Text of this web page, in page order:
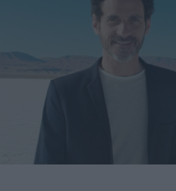
DIEZ EMPRESAS ESPAÑOLAS NO INTEGRAN LA INFANCIA
SIGUE LIDERANDO EL CONSUMO DE MEDIOS EN VERANO
IA GENERATIVA ALCANZA YA AL 62% DE LOS ESPAÑOLES
A KIMBERLY BASTONI COMO NUEVA DIRECTORA
LANZAN UNA COLECCIÓN PERSONALIZABLE INSPIRADA
EL LISTÓN DE LA CREATIVIDAD
INCORPORA A CASONÁ Y ASUME LA GESTIÓN DE
& RESORTS ACERCA EL PARAÍSO CANARIO EN SU